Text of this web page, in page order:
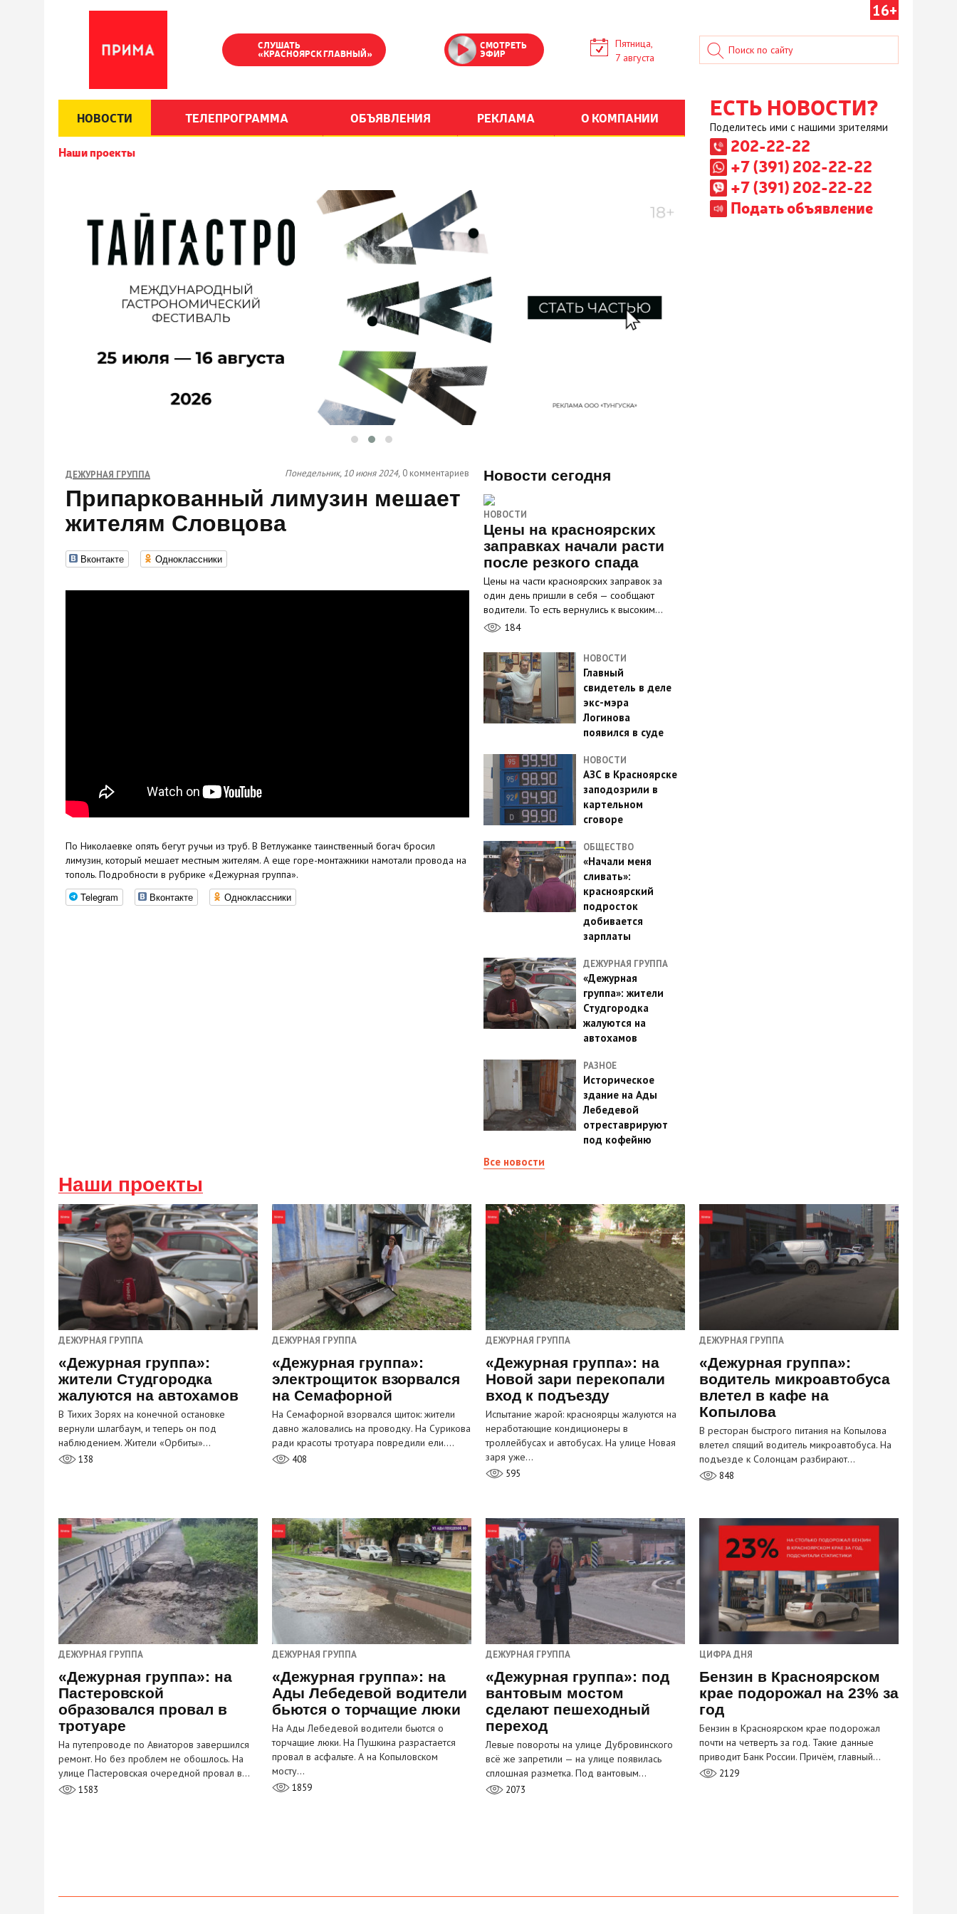
16+
СЛУШАТЬ
«КРАСНОЯРСК ГЛАВНЫЙ»
СМОТРЕТЬ
ЭФИР
Пятница,
7 августа
НОВОСТИ ТЕЛЕПРОГРАММА ОБЪЯВЛЕНИЯ РЕКЛАМА О КОМПАНИИ
Наши проекты
ЕСТЬ НОВОСТИ?
Поделитесь ими с нашими зрителями
202-22-22
+7 (391) 202-22-22
+7 (391) 202-22-22
Подать объявление
ДЕЖУРНАЯ ГРУППА Понедельник, 10 июня 2024, 0 комментариев
Припаркованный лимузин мешает
жителям Словцова
Вконтакте Одноклассники
По Николаевке опять бегут ручьи из труб. В Ветлужанке таинственный богач бросил
лимузин, который мешает местным жителям. А еще горе-монтажники намотали провода на
тополь. Подробности в рубрике «Дежурная группа».
Telegram Вконтакте Одноклассники
Новости сегодня
НОВОСТИ
Цены на красноярских
заправках начали расти
после резкого спада
Цены на части красноярских заправок за
один день пришли в себя — сообщают
водители. То есть вернулись к высоким…
184
НОВОСТИ
Главный
свидетель в деле
экс-мэра
Логинова
появился в суде
НОВОСТИ
АЗС в Красноярске
заподозрили в
картельном
сговоре
ОБЩЕСТВО
«Начали меня
сливать»:
красноярский
подросток
добивается
зарплаты
ДЕЖУРНАЯ ГРУППА
«Дежурная
группа»: жители
Студгородка
жалуются на
автохамов
РАЗНОЕ
Историческое
здание на Ады
Лебедевой
отреставрируют
под кофейню
Все новости
Наши проекты
ДЕЖУРНАЯ ГРУППА
«Дежурная группа»:
жители Студгородка
жалуются на автохамов
В Тихих Зорях на конечной остановке
вернули шлагбаум, и теперь он под
наблюдением. Жители «Орбиты»…
138
ДЕЖУРНАЯ ГРУППА
«Дежурная группа»:
электрощиток взорвался
на Семафорной
На Семафорной взорвался щиток: жители
давно жаловались на проводку. На Сурикова
ради красоты тротуара повредили ели.…
408
ДЕЖУРНАЯ ГРУППА
«Дежурная группа»: на
Новой зари перекопали
вход к подъезду
Испытание жарой: красноярцы жалуются на
неработающие кондиционеры в
троллейбусах и автобусах. На улице Новая
заря уже…
595
ДЕЖУРНАЯ ГРУППА
«Дежурная группа»:
водитель микроавтобуса
влетел в кафе на
Копылова
В ресторан быстрого питания на Копылова
влетел спящий водитель микроавтобуса. На
подъезде к Солонцам разбирают…
848
ДЕЖУРНАЯ ГРУППА
«Дежурная группа»: на
Пастеровской
образовался провал в
тротуаре
На путепроводе по Авиаторов завершился
ремонт. Но без проблем не обошлось. На
улице Пастеровская очередной провал в…
1583
ДЕЖУРНАЯ ГРУППА
«Дежурная группа»: на
Ады Лебедевой водители
бьются о торчащие люки
На Ады Лебедевой водители бьются о
торчащие люки. На Пушкина разрастается
провал в асфальте. А на Копыловском
мосту…
1859
ДЕЖУРНАЯ ГРУППА
«Дежурная группа»: под
вантовым мостом
сделают пешеходный
переход
Левые повороты на улице Дубровинского
всё же запретили — на улице появилась
сплошная разметка. Под вантовым…
2073
ЦИФРА ДНЯ
Бензин в Красноярском
крае подорожал на 23% за
год
Бензин в Красноярском крае подорожал
почти на четверть за год. Такие данные
приводит Банк России. Причём, главный…
2129